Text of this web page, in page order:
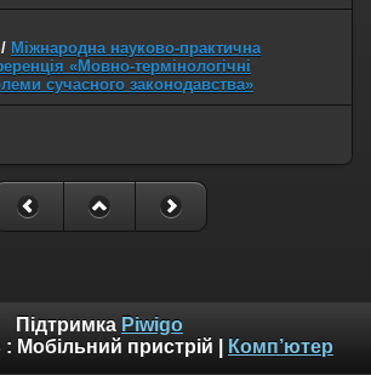
/ Міжнародна науково-практична
«Мовно-термінологічні
сучасного законодавства»
Підтримка Piwigo
: Мобільний пристрій Комп’ютер